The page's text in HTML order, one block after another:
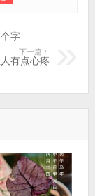
字
下一篇：
有点心疼